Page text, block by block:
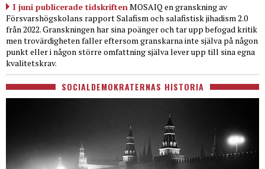
I juni publicerade tidskriften MOSAIQ en granskning av
Försvarshögskolans rapport Salafism och salafistisk jihadism 2.0
från 2022. Granskningen har sina poänger och tar upp befogad kritik
men trovärdigheten faller eftersom granskarna inte själva på någon
punkt eller i någon större omfattning själva lever upp till sina egna
kvalitetskrav.
SOCIALDEMOKRATERNAS HISTORIA